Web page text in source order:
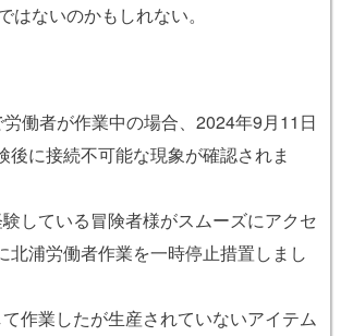
はないのかもしれない。
働者が作業中の場合、2024年9月11日
後に接続不可能な現象が確認されま
している冒険者様がスムーズにアクセ
北浦労働者作業を一時停止措置しまし
作業したが生産されていないアイテム